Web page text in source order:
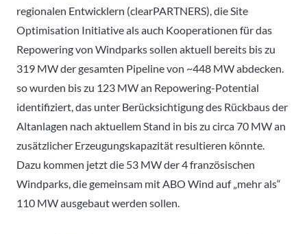
regionalen Entwicklern (clearPARTNERS), die Site
Optimisation Initiative als auch Kooperationen für das
Repowering von Windparks sollen aktuell bereits bis zu
319 MW der gesamten Pipeline von ~448 MW abdecken.
so wurden bis zu 123 MW an Repowering-Potential
identifiziert, das unter Berücksichtigung des Rückbaus der
Altanlagen nach aktuellem Stand in bis zu circa 70 MW an
zusätzlicher Erzeugungskapazität resultieren könnte.
Dazu kommen jetzt die 53 MW der 4 französischen
Windparks, die gemeinsam mit ABO Wind auf „mehr als“
110 MW ausgebaut werden sollen.